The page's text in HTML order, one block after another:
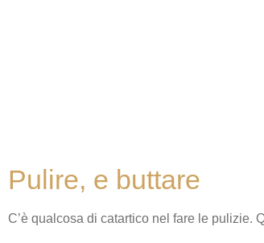
Pulire, e buttare
C’è qualcosa di catartico nel fare le pulizie.